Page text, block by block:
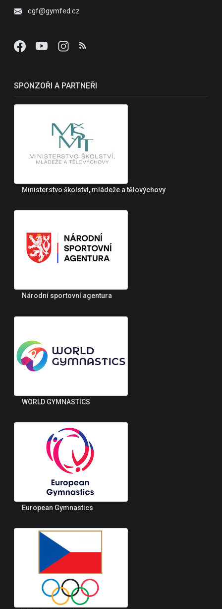
cgf@gymfed.cz
SPONZOŘI A PARTNEŘI
Ministerstvo školství, mládeže a tělovýchovy
Národní sportovní agentura
WORLD GYMNASTICS
European Gymnastics